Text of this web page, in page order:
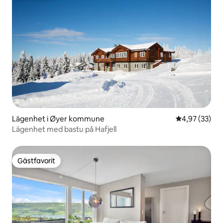
Lägenhet i Øyer kommune 4,97 av 5 i
4,97 (33)
Lägenhet med bastu på Hafjell
Gästfavorit
Gästfavorit